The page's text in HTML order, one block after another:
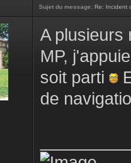
Sujet du message: Re: Incident
A plusieurs
MP,
soit parti
de